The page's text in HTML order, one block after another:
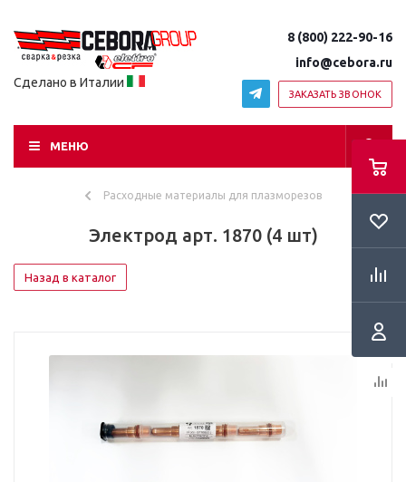
Сделано в Италии
8 (800) 222-90-16
info@cebora.ru
ЗАКАЗАТЬ ЗВОНОК
МЕНЮ
Расходные материалы для плазморезов
Электрод арт. 1870 (4 шт)
Назад в каталог